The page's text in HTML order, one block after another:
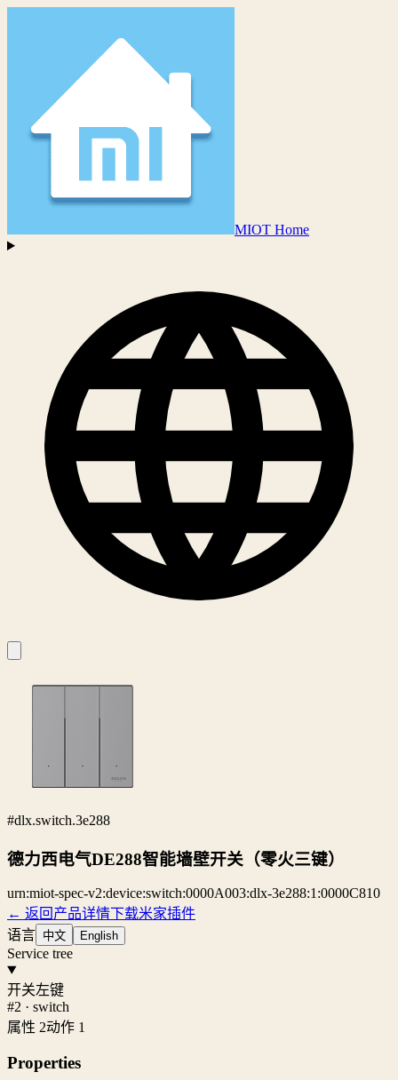
MIOT Home
#dlx.switch.3e288
德力西电气DE288智能墙壁开关（零火三键）
urn:miot-spec-v2:device:switch:0000A003:dlx-3e288:1:0000C810
← 返回产品详情下载米家插件
语言 中文 English
Service tree
开关左键
#2 · switch
属性 2动作 1
Properties